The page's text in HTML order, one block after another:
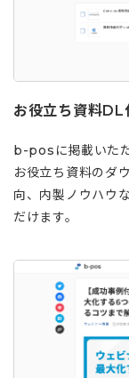
お役立ち資料DL
b-posに掲載いた
お役立ち資料のダ
向、内製ノウハウ
だけます。